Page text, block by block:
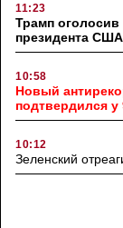
11:23
Трамп
президента США
10:58
Новый
подтвердился у
10:12
Зеленский